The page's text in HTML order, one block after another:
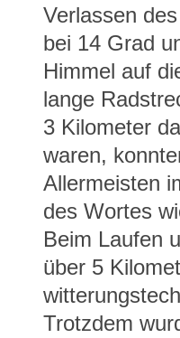
Verlassen
bei 14 Grad
Himmel auf
lange
3 Kilometer
waren,
Allermeisten
des Wortes
Beim Laufen
über 5
Trotzdem